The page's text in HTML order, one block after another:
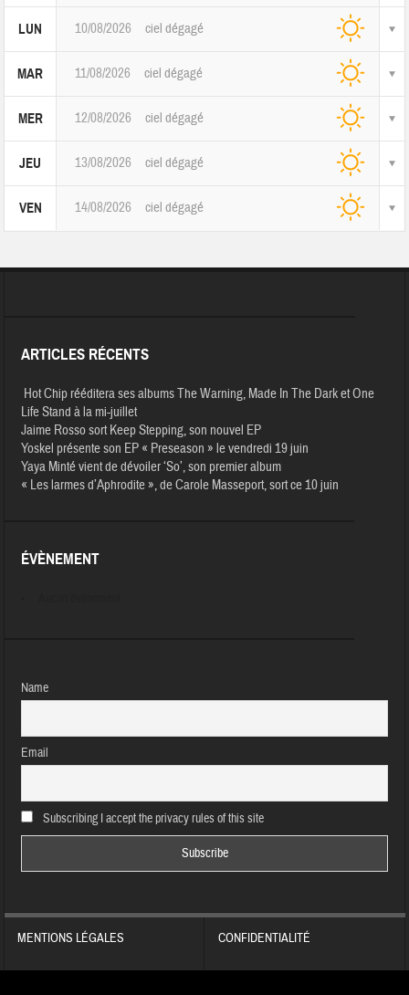
LUN 10/08/2026 ciel dégagé
MAR 11/08/2026 ciel dégagé
MER 12/08/2026 ciel dégagé
JEU 13/08/2026 ciel dégagé
VEN 14/08/2026 ciel dégagé
ARTICLES RÉCENTS
Hot Chip rééditera ses albums The Warning, Made In The Dark et One
Life Stand à la mi-juillet
Jaime Rosso sort Keep Stepping, son nouvel EP
Yoskel présente son EP « Preseason » le vendredi 19 juin
Yaya Minté vient de dévoiler ‘So’, son premier album
« Les larmes d’Aphrodite », de Carole Masseport, sort ce 10 juin
ÉVÈNEMENT
Name
Email
Subscribing I accept the privacy rules of this site
MENTIONS LÉGALES CONFIDENTIALITÉ